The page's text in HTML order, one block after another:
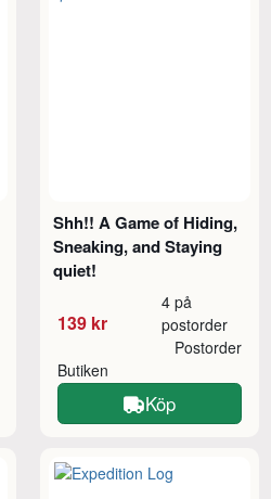
Shh!! A Game of Hiding,
Sneaking, and Staying
quiet!
139 kr
4 på
postorder
Butiken
Postorder
Köp